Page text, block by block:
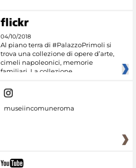
04/10/2018
Al piano terra di #PalazzoPrimoli si
trova una collezione di opere d’arte,
cimeli napoleonici, memorie
familiari. La collezione
museiincomuneroma